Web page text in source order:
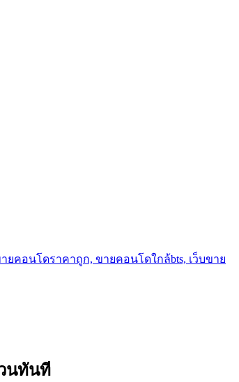
คอนโดราคาถูก, ขายคอนโดใกล้bts, เว็บขาย
นทันที